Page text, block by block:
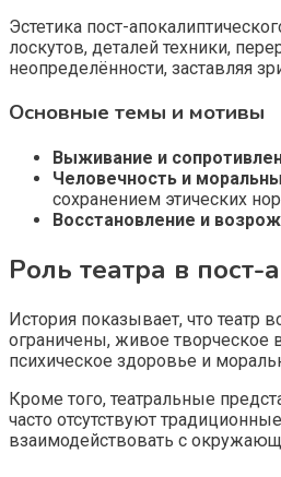
Эстетика пост-
лоскутов, деталей техники,
неопределённости, заставляя
Основные темы и мотивы
Выживание и
Человечность и
сохранением этических
Восстановление и
Роль театра в
История показывает, что
ограничены, живое творческое
психическое здоровье и
Кроме того, театральные
часто отсутствуют
взаимодействовать с